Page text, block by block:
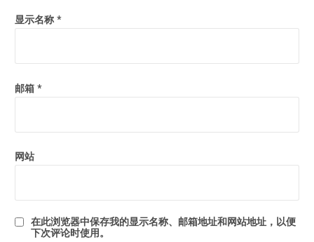
显示名称 *
邮箱 *
网站
在此浏览器中保存我的显示名称、邮箱地址和网站地址，以便
下次评论时使用。